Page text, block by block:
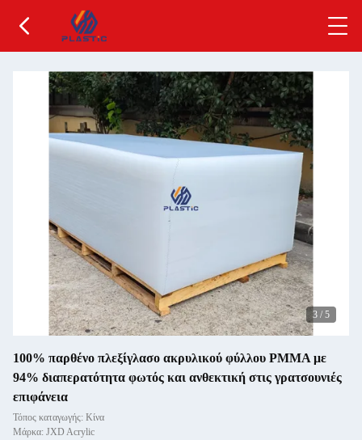
3 / 5
100% παρθένο πλεξίγλασο ακρυλικού φύλλου PMMA με
94% διαπερατότητα φωτός και ανθεκτική στις γρατσουνιές
επιφάνεια
Τόπος καταγωγής: Κίνα
Μάρκα: JXD Acrylic